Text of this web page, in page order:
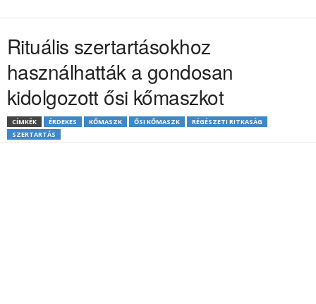
Rituális szertartásokhoz
használhatták a gondosan
kidolgozott ősi kőmaszkot
CÍMKÉK ÉRDEKES KŐMASZK ŐSI KŐMASZK
RÉGÉSZETI RITKASÁG
SZERTARTÁS